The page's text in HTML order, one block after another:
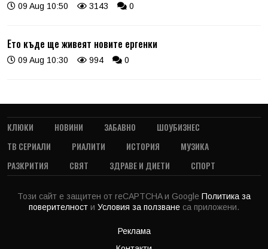
09 Aug 10:50 3143 0
Ето къде ще живеят новите ергенки
09 Aug 10:30 994 0
КЛЮКИ НОВИНИ ЗАБАВНО
ШОУБИЗНЕС
ТВ СЕРИАЛИ
РИАЛИТИ ИСТОРИЯ
МУЗИКА
РАЗКРИТИЯ
СВЯТ ЗДРАВЕ И ДИЕТИ СПОРТ
Този сайт е защитен от reCAPTCHA и Google Политика за
поверителност и Условия за ползване са приложени.
Реклама